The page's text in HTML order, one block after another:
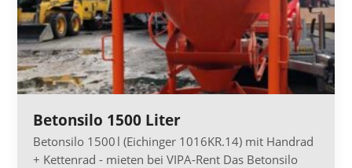
Betonsilo 1500 Liter
Betonsilo 1500 l (Eichinger 1016KR.14) mit Handrad
+ Kettenrad - mieten bei VIPA-Rent Das Betonsilo